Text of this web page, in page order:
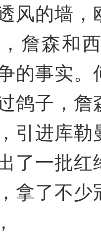
风的墙
詹森和
的事实
鸽子，
引进库
了一批
拿了不